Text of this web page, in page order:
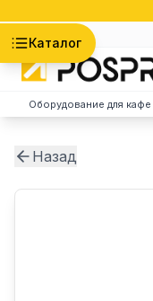
Каталог
Оборудование для кафе
Назад